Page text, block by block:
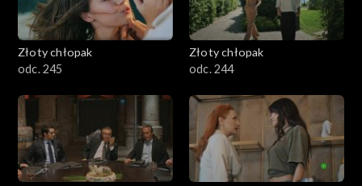
Złoty chłopak
odc. 245
Złoty chłopak
odc. 244